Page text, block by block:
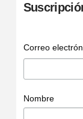
Correo
Nombre